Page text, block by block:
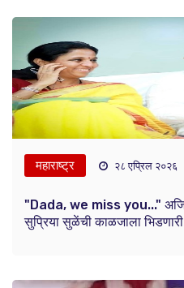
महाराष्ट्र २८ एप्रिल २०२६
"Dada, we miss you..." अजित
सुप्रिया सुळेंची काळजाला